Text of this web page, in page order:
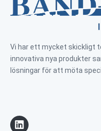
Vi har ett mycket skickligt
innovativa nya produkter
lösningar för att möta